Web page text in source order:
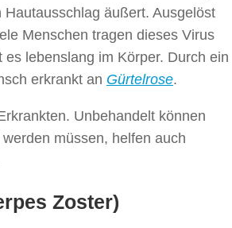
äußert. Ausgelöst
Menschen tragen dieses Virus
lebenslang im Körper. Durch ein
erkrankt an Gürtelrose.
Unbehandelt können
müssen, helfen auch
Zoster)